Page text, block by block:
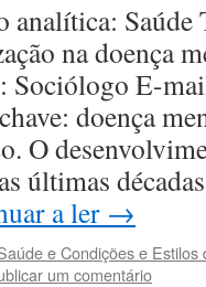
analítica:
na doença
Sociólogo E-
doença
O
últimas
a ler →
e Condições e Estilos
um comentário